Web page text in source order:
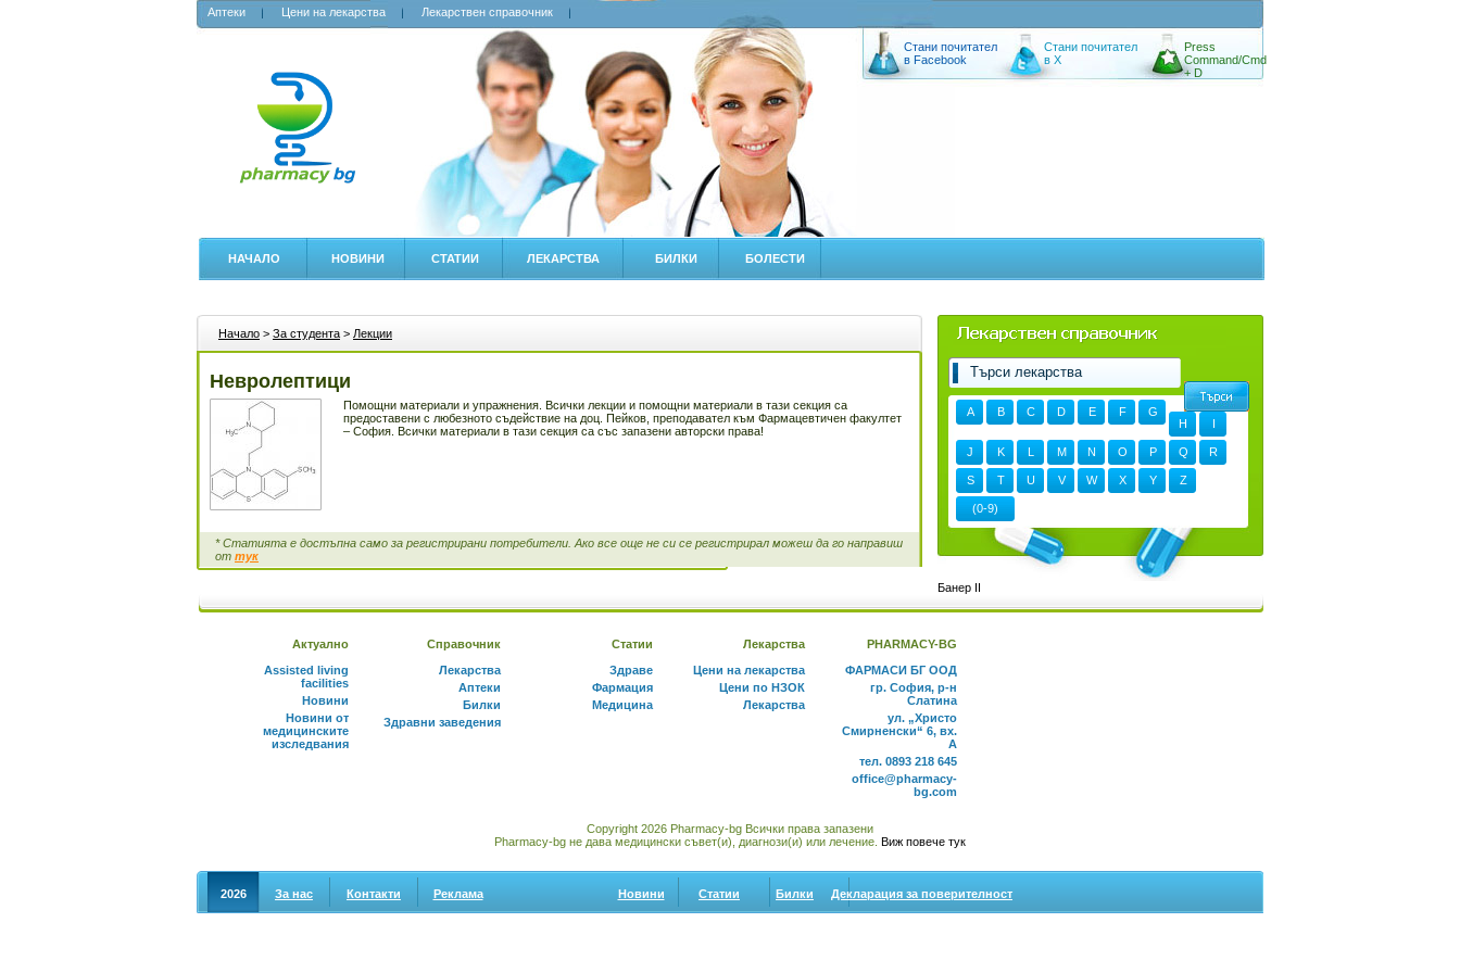
Аптеки Цени на лекарства Лекарствен справочник
Стани почитател
в Facebook
Стани почитател
в X
Press
Command/Cmd
+ D
НАЧАЛО НОВИНИ СТАТИИ ЛЕКАРСТВА БИЛКИ БОЛЕСТИ
Начало > За студента > Лекции
Невролептици
Помощни материали и упражнения. Всички лекции и помощни материали в тази секция са
предоставени с любезното съдействие на доц. Пейков, преподавател към Фармацевтичен факултет
– София. Всички материали в тази секция са със запазени авторски права!
* Статията е достъпна само за регистрирани потребители. Ако все още не си се регистрирал можеш да го направиш
от тук
A B C D E F
G
H
I
J K L M N O P Q R
S T U V W X Y Z
(0-9)
Банер II
Актуално
Assisted living
facilities
Новини
Новини от
медицинските
изследвания
Справочник
Лекарства
Аптеки
Билки
Здравни заведения
Статии
Здраве
Фармация
Медицина
Лекарства
Цени на лекарства
Цени по НЗОК
Лекарства
PHARMACY-BG
ФАРМАСИ БГ ООД
гр. София, р-н
Слатина
ул. „Христо
Смирненски“ 6, вх.
А
тел. 0893 218 645
office@pharmacy-
bg.com
Copyright 2026 Pharmacy-bg Всички права запазени
Pharmacy-bg не дава медицински съвет(и), диагнози(и) или лечение. Виж повече тук
2026 За нас Контакти Реклама Новини Статии Билки Декларация за поверителност